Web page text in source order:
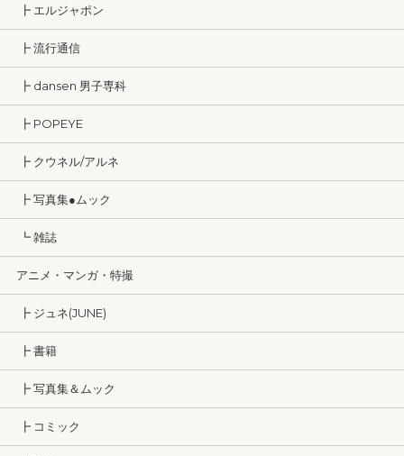
┣ エルジャポン
┣ 流行通信
┣ dansen 男子専科
┣ POPEYE
┣ クウネル/アルネ
┣ 写真集●ムック
┗ 雑誌
アニメ・マンガ・特撮
┣ ジュネ(JUNE)
┣ 書籍
┣ 写真集＆ムック
┣ コミック